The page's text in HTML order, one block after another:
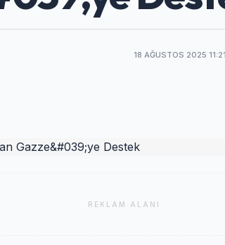
18 AĞUSTOS 2025 11:21
REKLAM ALANI